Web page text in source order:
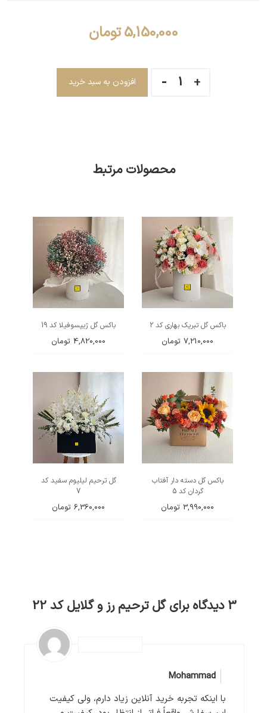
5,150,000تومان
افزودن به سبد خرید
محصولات مرتبط
باکس گل ژیپسوفیلا کد 19
4,820,000 تومان
باکس گل تبریک بهاری کد 2
7,210,000 تومان
گل ترحیم لیلیوم سفید کد
7
6,360,000 تومان
باکس گل دسته دار آفتاب
گردان کد 5
3,990,000 تومان
3 دیدگاه برای گل ترحیم رز و گلایل کد 22
Mohammad
با اینکه تجربه خرید آنلاین زیاد دارم، ولی کیفیت